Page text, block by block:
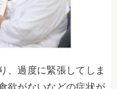
、過度に緊張してしま